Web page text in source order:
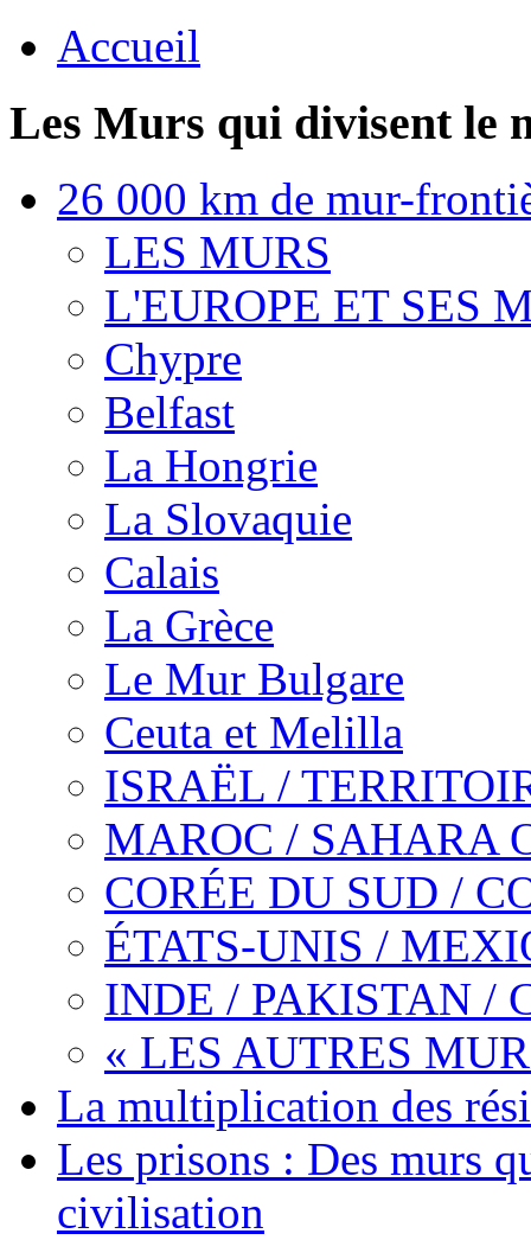
Accueil
Les Murs qui divisent le
26 000 km de mur-
LES MURS
L'EUROPE ET SES
Chypre
Belfast
La Hongrie
La Slovaquie
Calais
La Grèce
Le Mur Bulgare
Ceuta et Melilla
ISRAËL /
MAROC / SAHARA
CORÉE DU SUD /
ÉTATS-UNIS /
INDE / PAKISTAN /
« LES AUTRES
La multiplication des
Les prisons : Des murs
civilisation